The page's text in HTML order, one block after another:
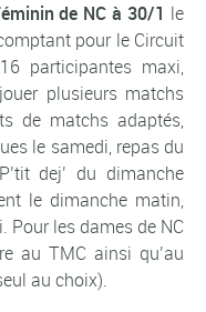
de NC à 30/1 le
pour le Circuit
participantes maxi,
plusieurs matchs
de matchs adaptés,
le samedi, repas du
dej’ du dimanche
le dimanche matin,
Pour les dames de NC
au TMC ainsi qu’au
au choix).